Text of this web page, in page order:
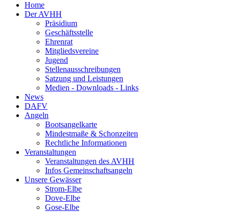
Home
Der AVHH
Präsidium
Geschäftsstelle
Ehrenrat
Mitgliedsvereine
Jugend
Stellenausschreibungen
Satzung und Leistungen
Medien - Downloads - Links
News
DAFV
Angeln
Bootsangelkarte
Mindestmaße & Schonzeiten
Rechtliche Informationen
Veranstaltungen
Veranstaltungen des AVHH
Infos Gemeinschaftsangeln
Unsere Gewässer
Strom-Elbe
Dove-Elbe
Gose-Elbe